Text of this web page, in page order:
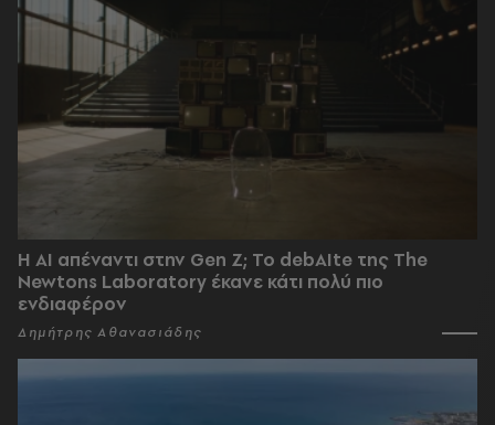
Η AI απέναντι στην Gen Z; Το debAIte της The
Newtons Laboratory έκανε κάτι πολύ πιο
ενδιαφέρον
Δημήτρης Αθανασιάδης